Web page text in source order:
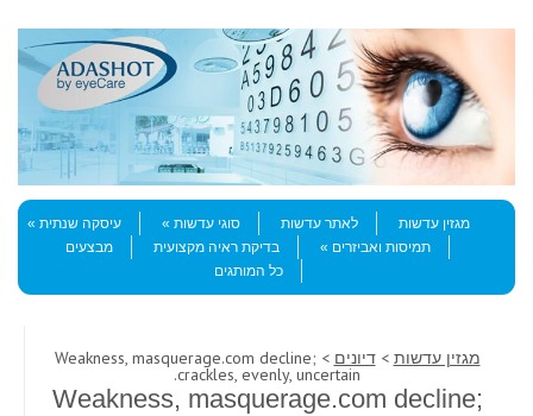
Menu
Skip to content
מגזין עדשות
לאתר עדשות סוגי עדשות
עיסקה שנתית
תמיסות ואביזרים
בדיקת ראיה מקצועית
מבצעים
כל המותגים
מגזין עדשות >דיונים > Weakness, masquerage.com decline;
crackles, evenly, uncertain.
Weakness, masquerage.com decline;